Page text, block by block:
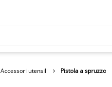
Accessori utensili Pistola a spruzzo